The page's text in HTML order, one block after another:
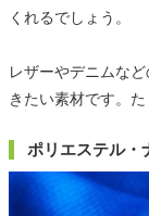
くれるでしょう。
レザーやデニムな
きたい素材です。
ポリエステル・